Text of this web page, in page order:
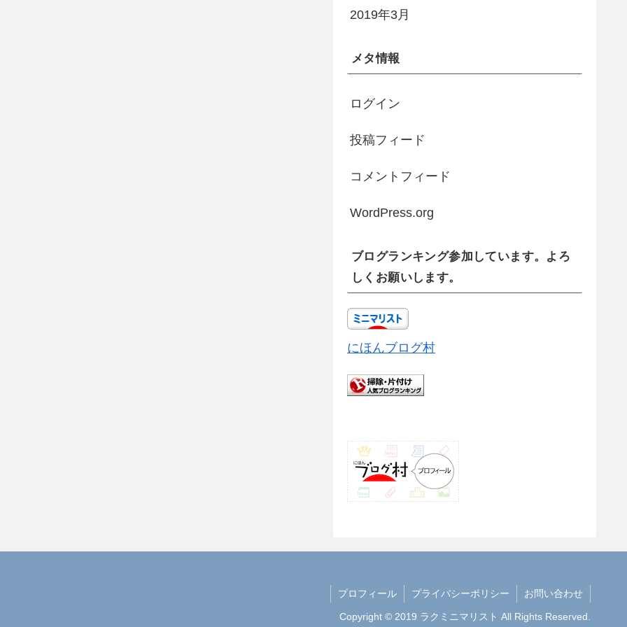
2019年3月
メタ情報
ログイン
投稿フィード
コメントフィード
WordPress.org
ブログランキング参加しています。よろ
しくお願いします。
にほんブログ村
プロフィール プライバシーポリシー お問い合わせ
Copyright © 2019 ラクミニマリスト All Rights Reserved.